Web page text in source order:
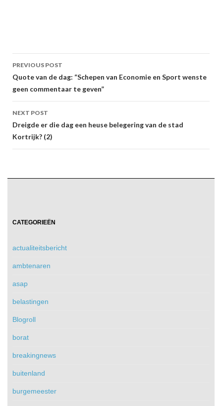
Post
navigation
PREVIOUS POST
Quote van de dag: “Schepen van Economie en Sport wenste
geen commentaar te geven”
NEXT POST
Dreigde er die dag een heuse belegering van de stad
Kortrijk? (2)
CATEGORIEËN
actualiteitsbericht
ambtenaren
asap
belastingen
Blogroll
borat
breakingnews
buitenland
burgemeester